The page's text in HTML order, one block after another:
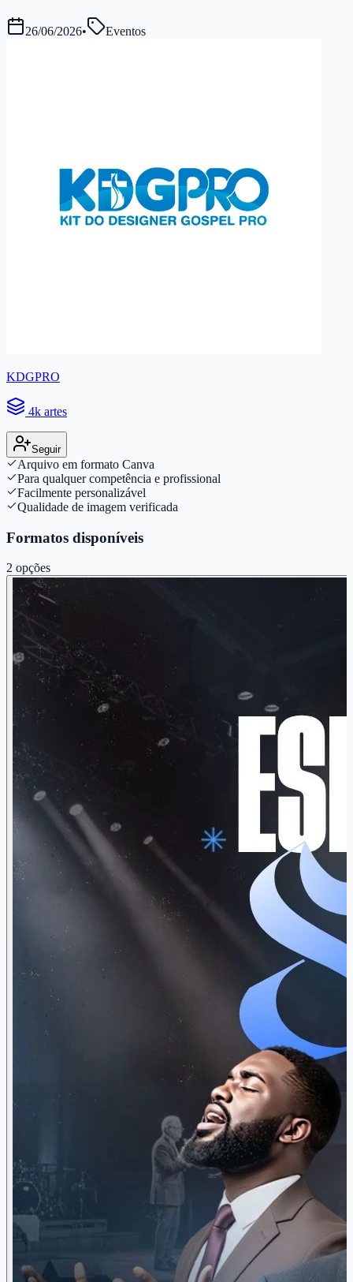
26/06/2026• Eventos
KDGPRO
4k artes
Seguir
Arquivo em formato Canva
Para qualquer competência e profissional
Facilmente personalizável
Qualidade de imagem verificada
Formatos disponíveis
2 opções